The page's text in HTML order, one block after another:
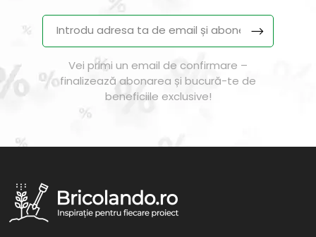
Vei primi un email de confirmare –
finalizează abonarea și bucură-te de
beneficiile exclusive!